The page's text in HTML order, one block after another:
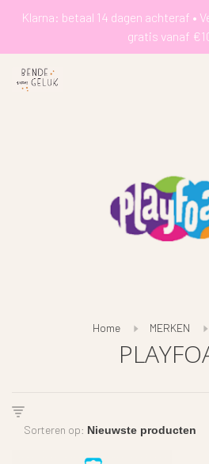
Klarna: betaal 14 dagen achteraf •
gratis vanaf
Home MERKEN
Sorteren op: